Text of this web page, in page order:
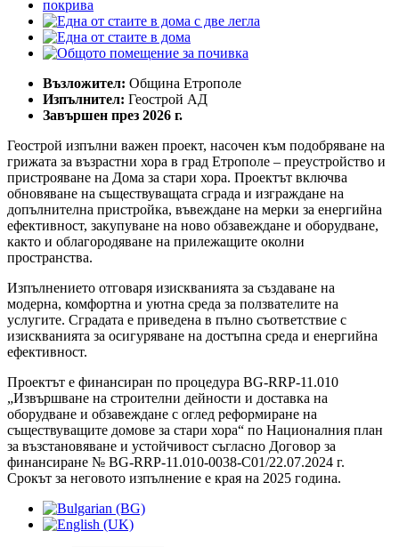
Възложител: Община Етрополе
Изпълнител: Геострой АД
Завършен през 2026 г.
Геострой изпълни важен проект, насочен към подобряване на
грижата за възрастни хора в град Етрополе – преустройство и
пристрояване на Дома за стари хора. Проектът включва
обновяване на съществуващата сграда и изграждане на
допълнителна пристройка, въвеждане на мерки за енергийна
ефективност, закупуване на ново обзавеждане и оборудване,
както и облагородяване на прилежащите околни
пространства.
Изпълнението отговаря изискванията за създаване на
модерна, комфортна и уютна среда за ползвателите на
услугите. Сградата е приведена в пълно съответствие с
изискванията за осигуряване на достъпна среда и енергийна
ефективност.
Проектът е финансиран по процедура BG-RRP-11.010
„Извършване на строителни дейности и доставка на
оборудване и обзавеждане с оглед реформиране на
съществуващите домове за стари хора“ по Националния план
за възстановяване и устойчивост съгласно Договор за
финансиране № BG-RRP-11.010-0038-C01/22.07.2024 г.
Срокът за неговото изпълнение е края на 2025 година.